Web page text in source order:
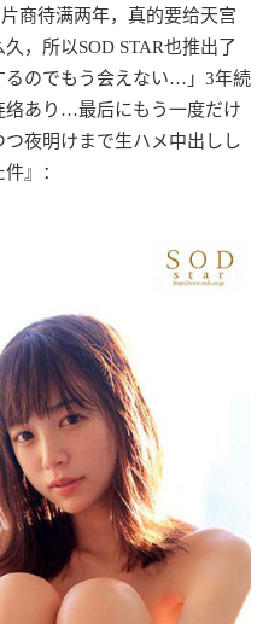
商待满两年，真的要给天宫
，所以SOD STAR也推出了
るのでもう会えない…」3年続
络あり…最后にもう一度だけ
夜明けまで生ハメ中出しし
』：